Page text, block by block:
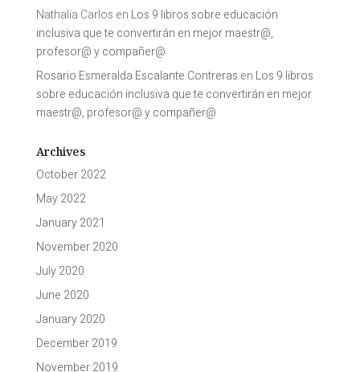
Nathalia Carlos en Los 9 libros sobre educación
inclusiva que te convertirán en mejor maestr@,
profesor@ y compañer@
Rosario Esmeralda Escalante Contreras en Los 9 libros
sobre educación inclusiva que te convertirán en mejor
maestr@, profesor@ y compañer@
Archives
October 2022
May 2022
January 2021
November 2020
July 2020
June 2020
January 2020
December 2019
November 2019